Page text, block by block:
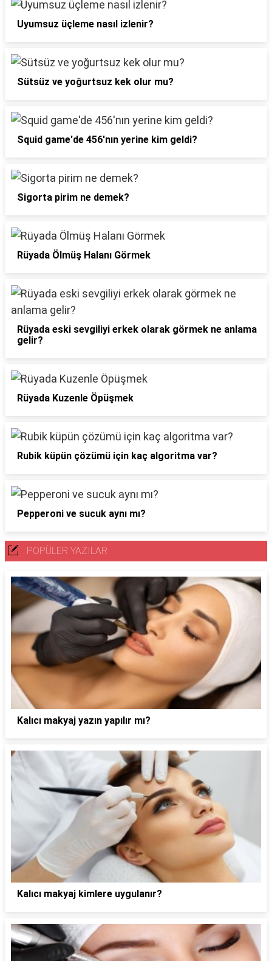
Uyumsuz üçleme nasıl izlenir?
Sütsüz ve yoğurtsuz kek olur mu?
Squid game'de 456'nın yerine kim geldi?
Sigorta pirim ne demek?
Rüyada Ölmüş Halanı Görmek
Rüyada eski sevgiliyi erkek olarak görmek ne anlama
gelir?
Rüyada Kuzenle Öpüşmek
Rubik küpün çözümü için kaç algoritma var?
Pepperoni ve sucuk aynı mı?
POPÜLER YAZILAR
Kalıcı makyaj yazın yapılır mı?
Kalıcı makyaj kimlere uygulanır?